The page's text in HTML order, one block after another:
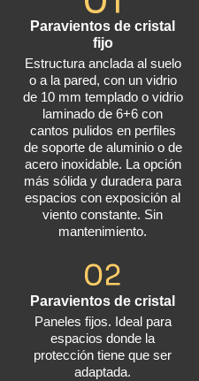
Paravientos de cristal
fijo
Estructura anclada al suelo
o a la pared, con un vidrio
de 10 mm templado o vidrio
laminado de 6+6 con
cantos pulidos en perfiles
de soporte de aluminio o de
acero inoxidable. La opción
más sólida y duradera para
espacios con exposición al
viento constante. Sin
mantenimiento.
Paravientos de cristal
Paneles fijos. Ideal para
espacios donde la
protección tiene que ser
adaptada.